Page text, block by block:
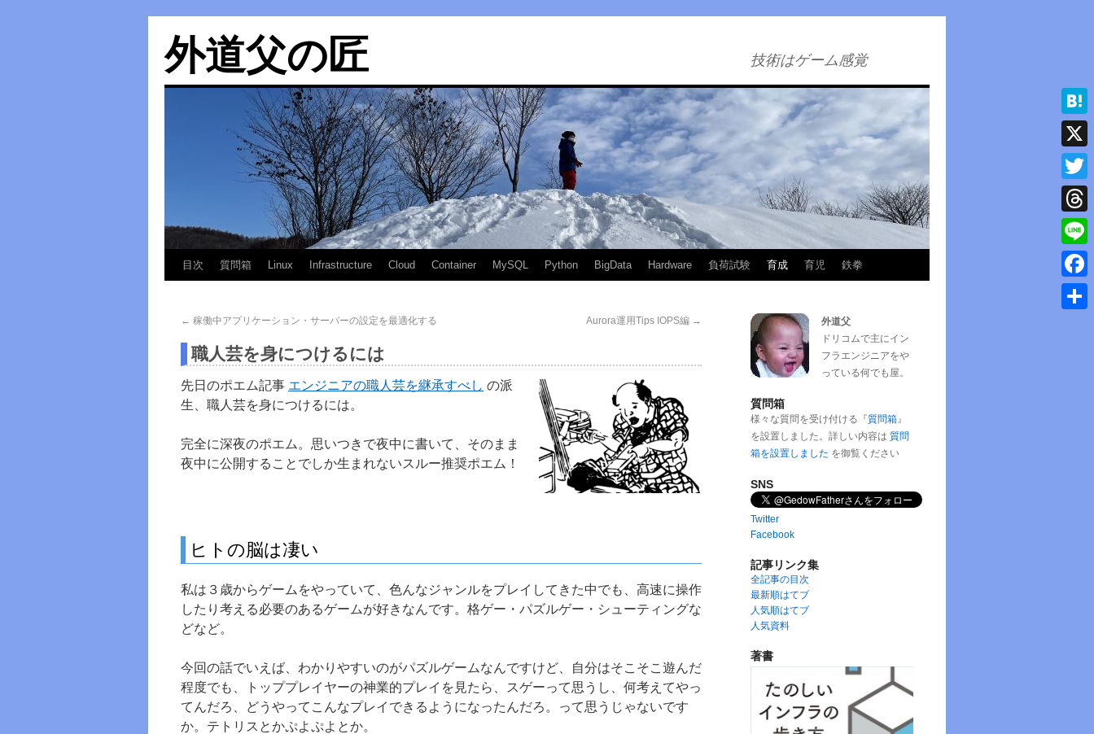
外道父の匠 技術はゲーム感覚
目次 質問箱 Linux Infrastructure Cloud Container MySQL Python BigData Hardware 負荷試験 育成 育児 鉄拳
← 稼働中アプリケーション・サーバーの設定を最適化する Aurora運用Tips IOPS編 →
職人芸を身につけるには
先日のポエム記事 エンジニアの職人芸を継承すべし の派
生、職人芸を身につけるには。
完全に深夜のポエム。思いつきで夜中に書いて、そのまま
夜中に公開することでしか生まれないスルー推奨ポエム！
ヒトの脳は凄い
私は３歳からゲームをやっていて、色んなジャンルをプレイしてきた中でも、高速に操作
したり考える必要のあるゲームが好きなんです。格ゲー・パズルゲー・シューティングな
どなど。
今回の話でいえば、わかりやすいのがパズルゲームなんですけど、自分はそこそこ遊んだ
程度でも、トッププレイヤーの神業的プレイを見たら、スゲーって思うし、何考えてやっ
てんだろ、どうやってこんなプレイできるようになったんだろ。って思うじゃないです
か。テトリスとかぷよぷよとか。
外道父
ドリコムで主にイン
フラエンジニアをや
っている何でも屋。
質問箱
様々な質問を受け付ける『質問箱』
を設置しました。詳しい内容は 質問
箱を設置しました を御覧ください
SNS
Twitter
Facebook
記事リンク集
全記事の目次
最新順はてブ
人気順はてブ
人気資料
著書
Hatena
X
Twitter
Line